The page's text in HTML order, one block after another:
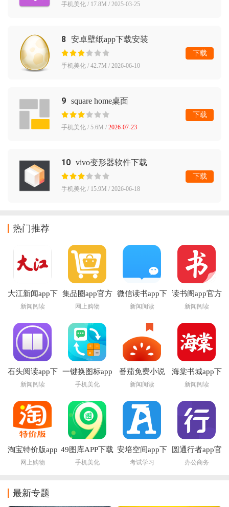
手机美化 / 17.8M / 2025-03-25
8 安卓壁纸app下载安装
手机美化 / 42.7M / 2026-06-10
下载
9 square home桌面
手机美化 / 5.6M / 2026-07-23
下载
10 vivo变形器软件下载
手机美化 / 15.9M / 2026-06-18
下载
热门推荐
大江新闻app下
载安装最新版
新闻阅读
集品圈app官方
下载
网上购物
微信读书app下
载安装官方版
新闻阅读
读书阁app官方
下载最新版本
新闻阅读
石头阅读app下
载2026
新闻阅读
一键换图标app
手机美化
番茄免费小说
app
新闻阅读
海棠书城app下
载安装官方
新闻阅读
淘宝特价版app
官方下载
网上购物
49图库APP下载
手机美化
安培空间app下
载官方
考试学习
圆通行者app官
方下载安装
办公商务
最新专题